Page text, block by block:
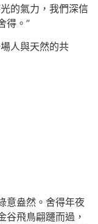
的氣力，我們深信
得。”
人與天然的共
意盎然。舍得年夜
谷飛鳥翩躚而過，